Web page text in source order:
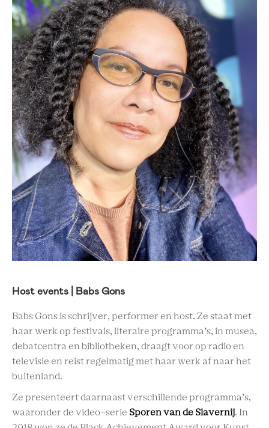
Host events | Babs Gons
Babs Gons is schrijver, performer en host. Ze staat met
haar werk op festivals, literaire programma’s, in musea,
debatcentra en bibliotheken, draagt voor op radio en
televisie en reist regelmatig met haar werk af naar het
buitenland.
Ze presenteert daarnaast verschillende programma’s,
waaronder de video-serie Sporen van de Slavernij. In